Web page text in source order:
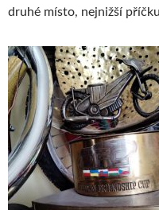
druhé místo, nejnižší